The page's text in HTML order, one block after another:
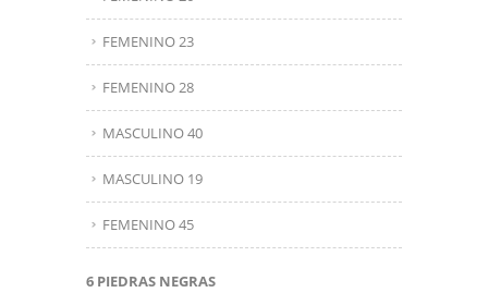
FEMENINO 23
FEMENINO 28
MASCULINO 40
MASCULINO 19
FEMENINO 45
6 PIEDRAS NEGRAS